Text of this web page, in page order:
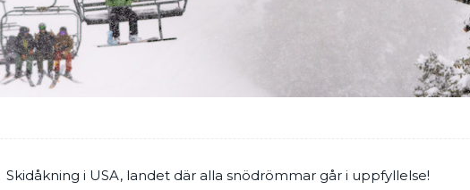
Skidåkning i USA, landet där alla snödrömmar går i uppfyllelse!